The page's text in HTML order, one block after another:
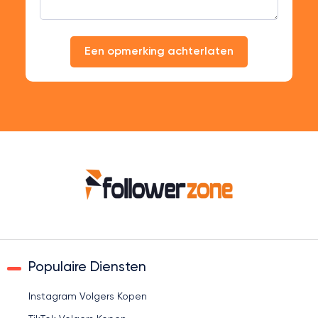
Een opmerking achterlaten
Populaire Diensten
Instagram Volgers Kopen